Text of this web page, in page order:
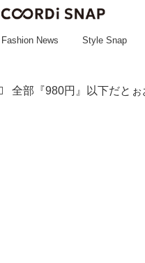
~~~~~~~~~~~
Fashion News Style Snap